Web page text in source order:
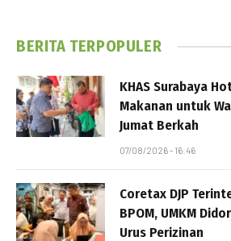
BERITA TERPOPULER
KHAS Surabaya
Makanan untuk
Jumat Berkah
07/08/2026 - 16:46
Coretax DJP
BPOM, UMKM
Urus Perizinan